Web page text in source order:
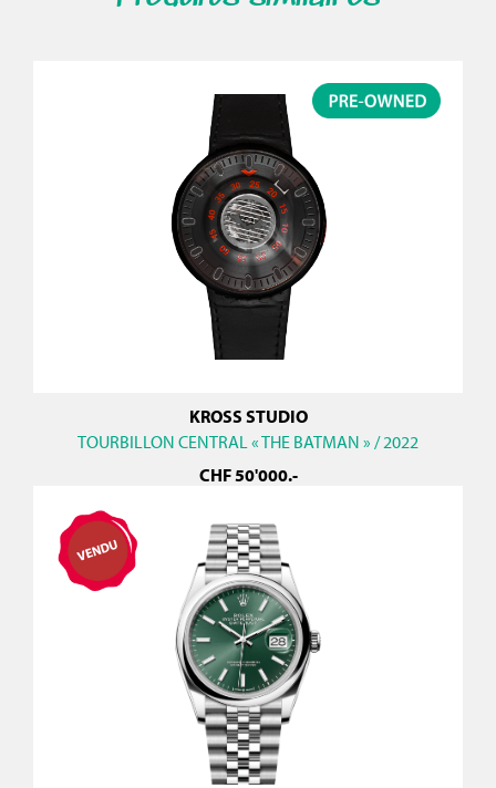
KROSS STUDIO
TOURBILLON CENTRAL « THE BATMAN » / 2022
CHF50'000.-